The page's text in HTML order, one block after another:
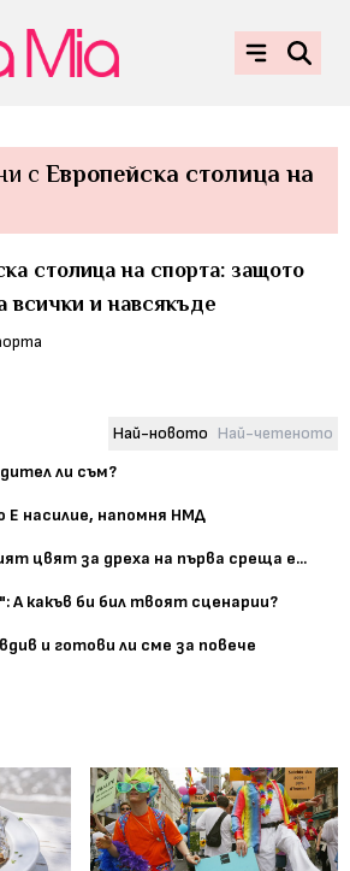
с Европейска столица на
столица на спорта: защото
всички и навсякъде
Най-новото Най-четеното
ли съм?
Е насилие, напомня НМД
цвят за дреха на първа среща е...
А какъв би бил твоят сценарии?
и готови ли сме за повече